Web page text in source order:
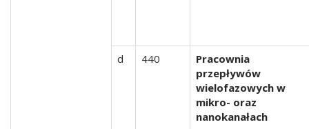
d 440
Pracownia
przepływów
wielofazowych w
mikro- oraz
nanokanałach